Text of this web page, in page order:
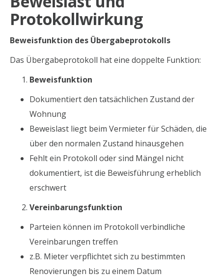
Protokollwirkung
Beweisfunktion des Übergabeprotokolls
Das Übergabeprotokoll hat eine doppelte Funktion:
Beweisfunktion
Dokumentiert den tatsächlichen Zustand der
Wohnung
Beweislast liegt beim Vermieter für Schäden, die
über den normalen Zustand hinausgehen
Fehlt ein Protokoll oder sind Mängel nicht
dokumentiert, ist die Beweisführung erheblich
erschwert
Vereinbarungsfunktion
Parteien können im Protokoll verbindliche
Vereinbarungen treffen
z.B. Mieter verpflichtet sich zu bestimmten
Renovierungen bis zu einem Datum